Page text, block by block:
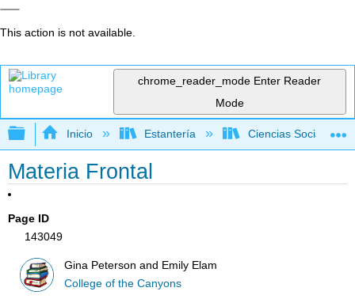
This action is not available.
chrome_reader_mode Enter Reader
Mode
Expandir/contraer jerarquía global
Inicio Estantería Ciencias Sociales
Materia Frontal
Page ID
143049
Gina Peterson and Emily Elam
College of the Canyons